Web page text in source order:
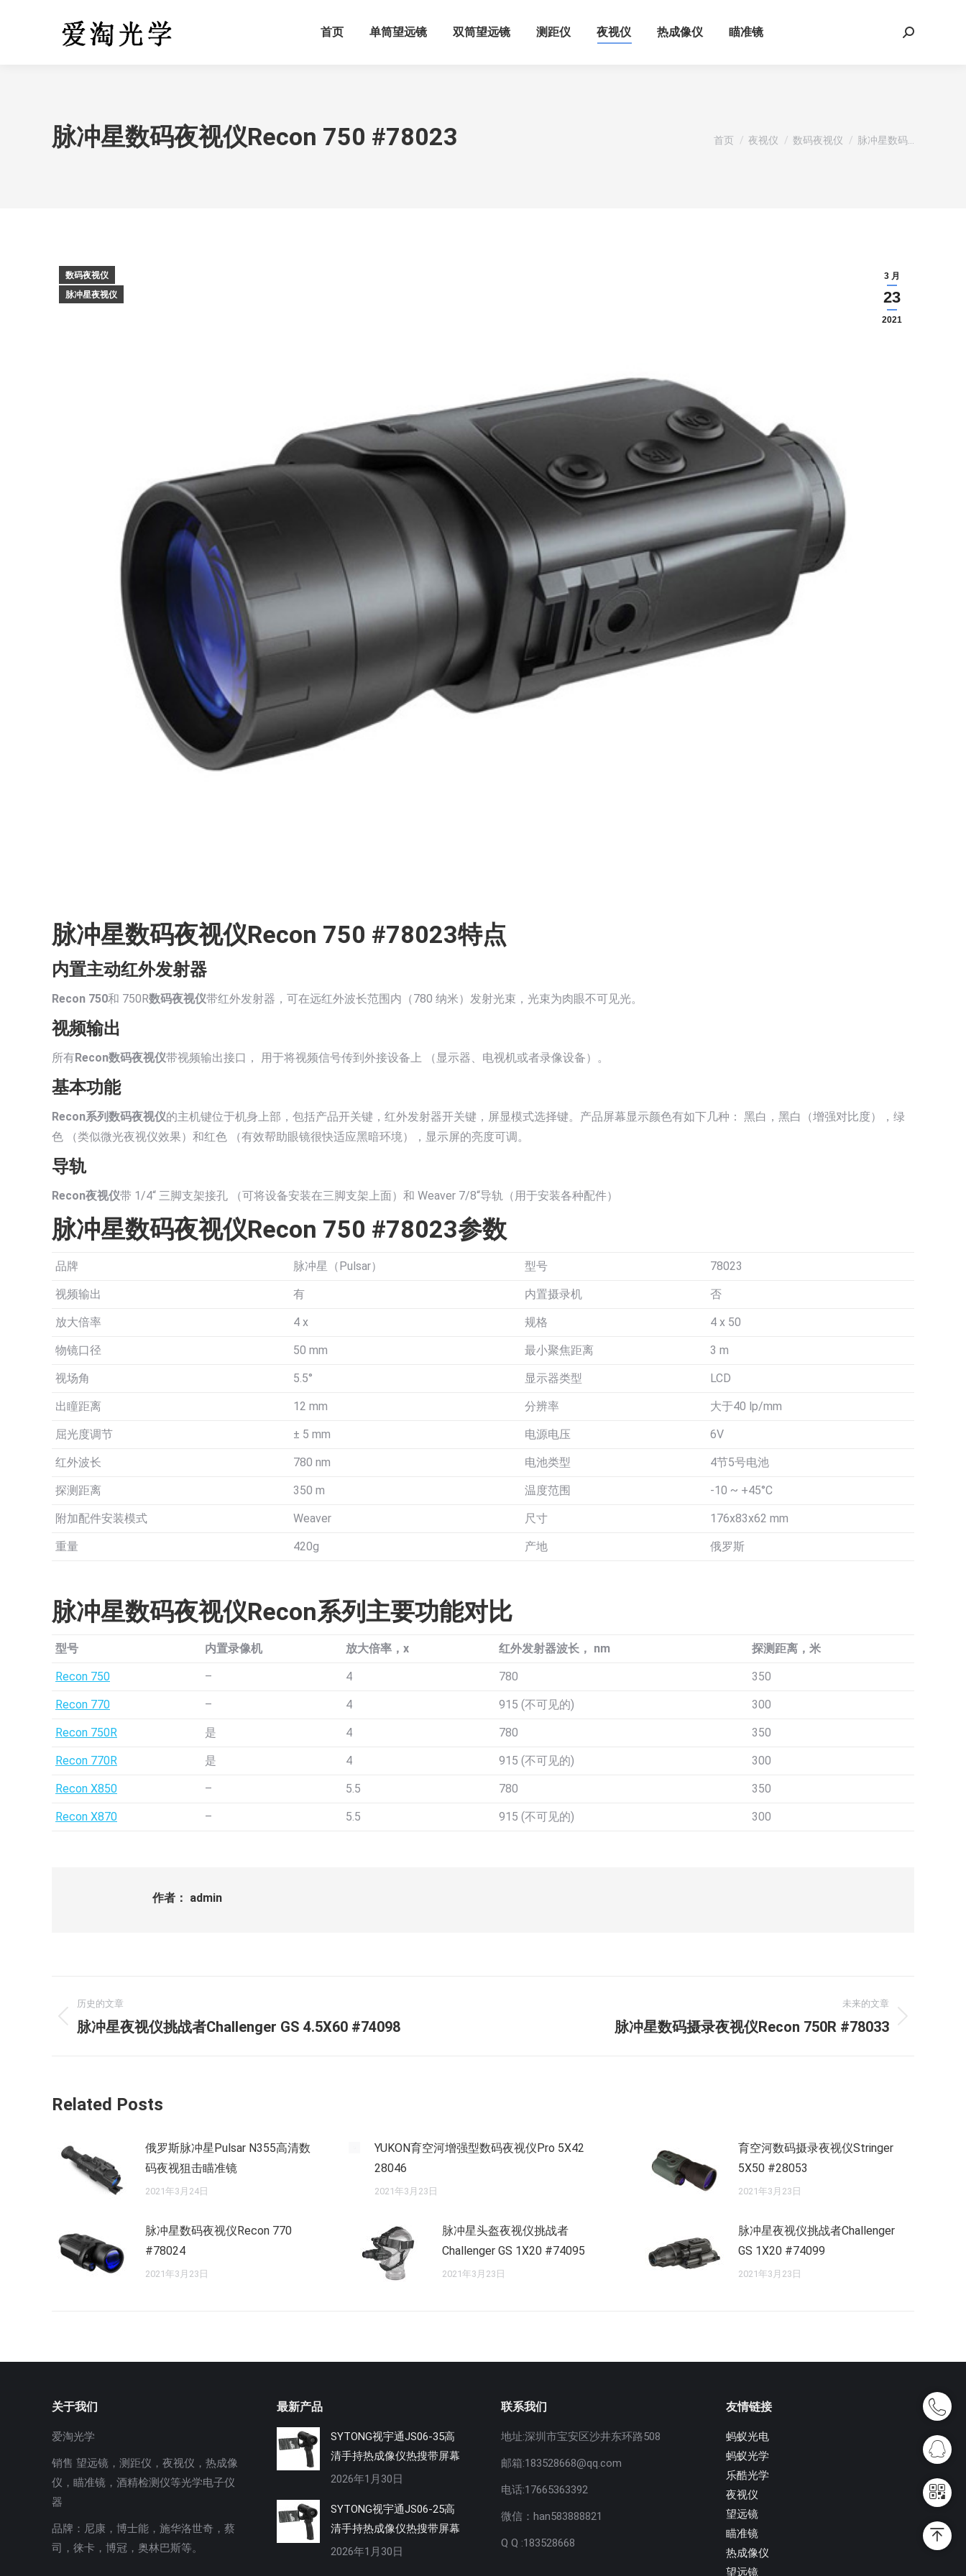
首页 单筒望远镜 双筒望远镜 测距仪 夜视仪 热成像仪 瞄准镜 Search:
脉冲星数码夜视仪Recon 750 #78023 您在这里：
首页 夜视仪 数码夜视仪 脉冲星数码…
3 月
23
2021
数码夜视仪
脉冲星夜视仪
脉冲星数码夜视仪Recon 750 #78023特点
内置主动红外发射器
Recon 750和 750R数码夜视仪带红外发射器，可在远红外波长范围内（780 纳米）发射光束，光束为肉眼不可见光。
视频输出
所有Recon数码夜视仪带视频输出接口， 用于将视频信号传到外接设备上 （显示器、电视机或者录像设备）。
基本功能
Recon系列数码夜视仪的主机键位于机身上部，包括产品开关键，红外发射器开关键，屏显模式选择键。产品屏幕显示颜色有如下几种： 黑白，黑白（增强对比度），绿
色 （类似微光夜视仪效果）和红色 （有效帮助眼镜很快适应黑暗环境），显示屏的亮度可调。
导轨
Recon夜视仪带 1/4“ 三脚支架接孔 （可将设备安装在三脚支架上面）和 Weaver 7/8“导轨（用于安装各种配件）
脉冲星数码夜视仪Recon 750 #78023参数
品牌 脉冲星（Pulsar） 型号 78023
视频输出 有 内置摄录机 否
放大倍率 4 x 规格 4 x 50
物镜口径 50 mm 最小聚焦距离 3 m
视场角 5.5° 显示器类型 LCD
出瞳距离 12 mm 分辨率 大于40 lp/mm
屈光度调节 ± 5 mm 电源电压 6V
红外波长 780 nm 电池类型 4节5号电池
探测距离 350 m 温度范围 -10 ~ +45°С
附加配件安装模式 Weaver 尺寸 176x83x62 mm
重量 420g 产地 俄罗斯
脉冲星数码夜视仪Recon系列主要功能对比
型号 内置录像机 放大倍率，x 红外发射器波长， nm 探测距离，米
Recon 750 – 4 780 350
Recon 770 – 4 915 (不可见的) 300
Recon 750R 是 4 780 350
Recon 770R 是 4 915 (不可见的) 300
Recon X850 – 5.5 780 350
Recon X870 – 5.5 915 (不可见的) 300
作者： admin
章
历史的文章
历
章：
脉冲星夜视仪挑战者Challenger GS 4.5X60 #74098
未来的文章
脉冲星数码摄录夜视仪Recon 750R #78033
Related Posts
俄罗斯脉冲星Pulsar N355高清数
码夜视狙击瞄准镜
2021年3月24日
YUKON育空河增强型数码夜视仪Pro 5X42
28046
2021年3月23日
育空河数码摄录夜视仪Stringer
5X50 #28053
2021年3月23日
脉冲星数码夜视仪Recon 770
#78024
2021年3月23日
脉冲星头盔夜视仪挑战者
Challenger GS 1X20 #74095
2021年3月23日
脉冲星夜视仪挑战者Challenger
GS 1X20 #74099
2021年3月23日
关于我们
爱淘光学
销售 望远镜，测距仪，夜视仪，热成像
仪，瞄准镜，酒精检测仪等光学电子仪
器
品牌：尼康，博士能，施华洛世奇，蔡
司，徕卡，博冠，奥林巴斯等。
最新产品
SYTONG视宇通JS06-35高
清手持热成像仪热搜带屏幕
2026年1月30日
SYTONG视宇通JS06-25高
清手持热成像仪热搜带屏幕
2026年1月30日
联系我们
地址:深圳市宝安区沙井东环路508
邮箱:183528668@qq.com
电话:17665363392
微信：han583888821
Q Q :183528668
友情链接
蚂蚁光电
蚂蚁光学
乐酷光学
夜视仪
望远镜
瞄准镜
热成像仪
望远镜